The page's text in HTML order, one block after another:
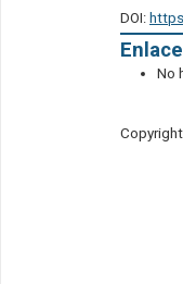
DOI:
No